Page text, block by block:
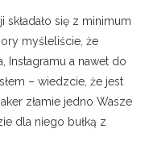
składało się z minimum
myśleliście, że
Instagramu a nawet do
– wiedzcie, że jest
złamie jedno Wasze
dla niego bułką z